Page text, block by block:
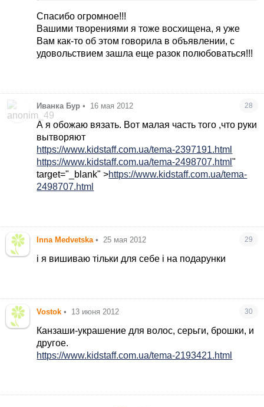
Спасибо огромное!!!
Вашими творениями я тоже восхищена, я уже
Вам как-то об этом говорила в объявлении, с
удовольствием зашла еще разок полюбоваться!!!
Иванка Бур • 16 мая 2012 28
А я обожаю вязать. Вот малая часть того ,что руки
вытворяют
https://www.kidstaff.com.ua/tema-2397191.html
https://www.kidstaff.com.ua/tema-2498707.html"
target="_blank" >https://www.kidstaff.com.ua/tema-
2498707.html
Inna Medvetska • 25 мая 2012 29
і я вишиваю тільки для себе і на подарунки
Vostok • 13 июня 2012 30
Канзаши-украшение для волос, серьги, брошки, и
другое.
https://www.kidstaff.com.ua/tema-2193421.html